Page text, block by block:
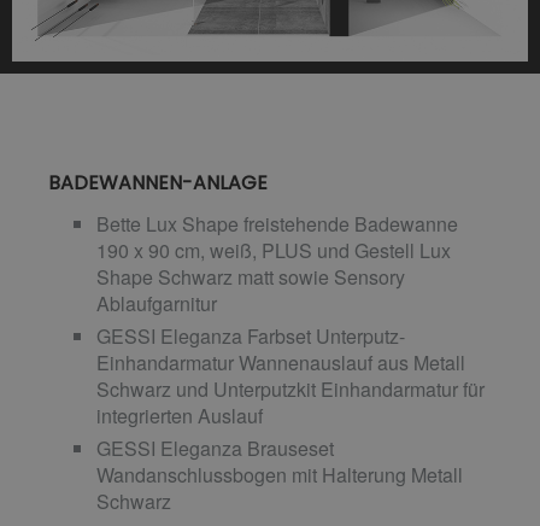
BADEWANNEN-ANLAGE
Bette Lux Shape freistehende Badewanne
190 x 90 cm, weiß, PLUS und Gestell Lux
Shape Schwarz matt sowie Sensory
Ablaufgarnitur
GESSI Eleganza Farbset Unterputz-
Einhandarmatur Wannenauslauf aus Metall
Schwarz und Unterputzkit Einhandarmatur für
integrierten Auslauf
GESSI Eleganza Brauseset
Wandanschlussbogen mit Halterung Metall
Schwarz